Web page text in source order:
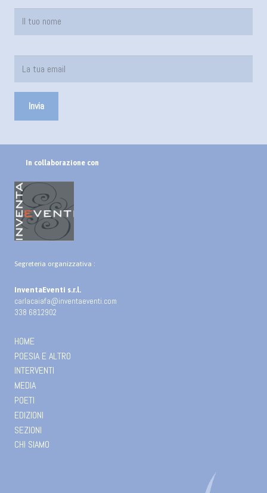
In collaborazione con
Segreteria organizzativa :
InventaEventi s.r.l.
carlacaiafa@inventaeventi.com
338 6812902
HOME
POESIA E ALTRO
INTERVENTI
MEDIA
POETI
EDIZIONI
SEZIONI
CHI SIAMO